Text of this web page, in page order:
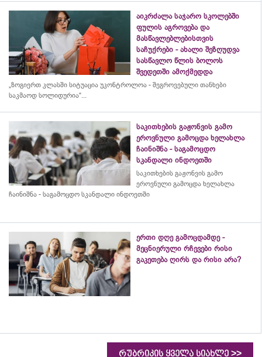
აიკრძალა საჯარო სკოლებში
ფულის აგროვება და
მასწავლებლებისთვის
საჩუქრები - ახალი შეზღუდვა
სასწავლო წლის ბოლოს
შვედეთში ამოქმედდა
„ზოგიერთ კლასში სიტუაცია უკონტროლოა - შეგროვებული თანხები
საკმაოდ სოლიდურია“...
საკითხების გაჟონვის გამო
ეროვნული გამოცდა ხელახლა
ჩაინიშნა - საგამოცდო
სკანდალი ინდოეთში
საკითხების გაჟონვის გამო
ეროვნული გამოცდა ხელახლა
ჩაინიშნა - საგამოცდო სკანდალი ინდოეთში
ერთი დღე გამოცდამდე -
მეცნიერული რჩევები რისი
გაკეთება ღირს და რისი არა?
რუბრიკის ყველა სიახლე >>